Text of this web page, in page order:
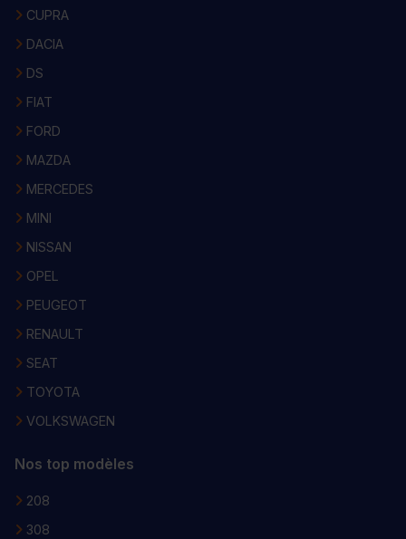
CUPRA
DACIA
DS
FIAT
FORD
MAZDA
MERCEDES
MINI
NISSAN
OPEL
PEUGEOT
RENAULT
SEAT
TOYOTA
VOLKSWAGEN
Nos top modèles
208
308